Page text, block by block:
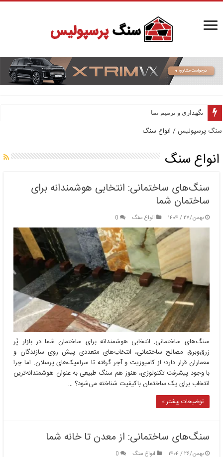
نگهداری و ترمیم نما
سنگ پرسپولیس/ انواع سنگ
انواع سنگ
سنگ‌های ساختمانی: انتخابی هوشمندانه برای
ساختمان شما
بهمن/۲۷ / ۱۴۰۴ انواع سنگ 0
سنگ‌های ساختمانی: انتخابی هوشمندانه برای ساختمان شما در بازار پُر
زرق‌وبرق مصالح ساختمانی، انتخاب‌های متعددی پیش روی سازندگان و
معماران قرار دارد؛ از کامپوزیت و آجر گرفته تا سرامیک‌های پرسلان. اما چرا
با وجود پیشرفت تکنولوژی، هنوز هم سنگ طبیعی به عنوان هوشمندانه‌ترین
انتخاب برای یک ساختمان باکیفیت شناخته می‌شود؟ …
توضیحات بیشتر »
سنگ‌های ساختمانی: از معدن تا خانه شما
بهمن/۲۶ / ۱۴۰۴ انواع سنگ 0